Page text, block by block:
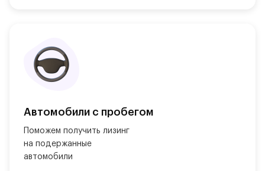
Автомобили с пробегом
Поможем получить лизинг
на подержанные
автомобили